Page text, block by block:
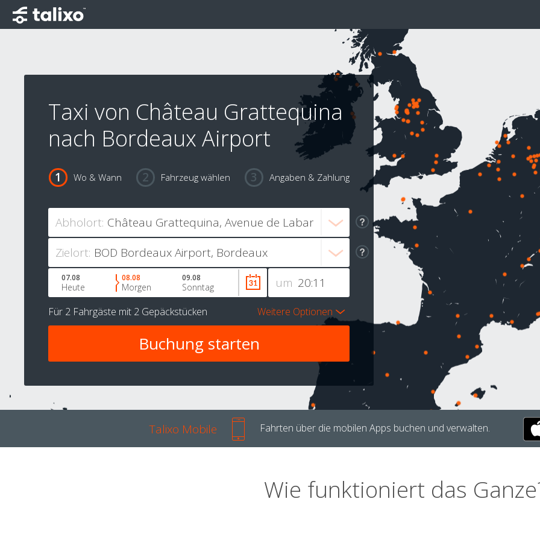
Taxi von Château Grattequina
nach Bordeaux Airport
Wo & Wann Fahrzeug wählen Angaben & Zahlung
Abholort:
Zielort:
um
07.08
Heute
08.08
Morgen
09.08
Sonntag
Für 2 Fahrgäste mit 2 Gepäckstücken Weitere Optionen
Talixo Mobile Fahrten über die mobilen Apps buchen und verwalten.
Wie funktioniert das